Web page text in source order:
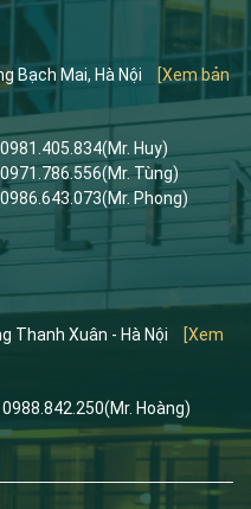
Bạch Mai, Hà Nội
[Xem bản
0981.405.834(Mr. Huy)
0971.786.556(Mr. Tùng)
0986.643.073(Mr. Phong)
Thanh Xuân - Hà Nội
[Xem
0988.842.250(Mr. Hoàng)